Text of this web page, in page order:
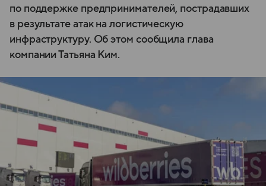
по поддержке предпринимателей, пострадавших
в результате атак на логистическую
инфраструктуру. Об этом сообщила глава
компании Татьяна Ким.